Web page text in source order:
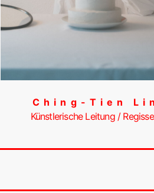
Ching-Tien Lin
Künstlerische Leitung /